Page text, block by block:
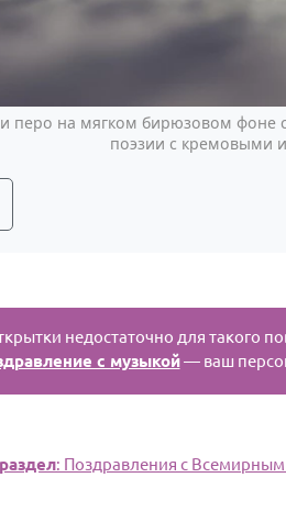
перо на мягком бирюзовом фоне
поэзии с кремовыми
недостаточно для такого
с музыкой— ваш
: Поздравления с